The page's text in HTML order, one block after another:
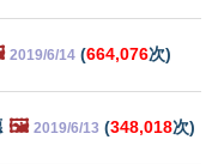
2019/6/14 (664,076次)
🖼️ 2019/6/13 (348,018次)